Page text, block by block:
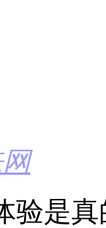
验是